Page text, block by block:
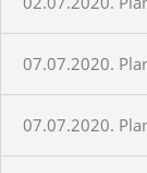
07.07.2020.
07.07.2020.